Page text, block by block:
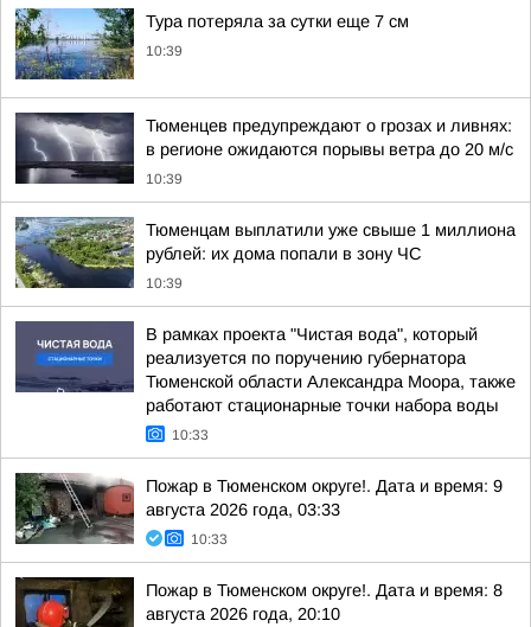
Тура потеряла за сутки еще 7 см
10:39
Тюменцев предупреждают о грозах и ливнях:
в регионе ожидаются порывы ветра до 20 м/с
10:39
Тюменцам выплатили уже свыше 1 миллиона
рублей: их дома попали в зону ЧС
10:39
В рамках проекта "Чистая вода", который
реализуется по поручению губернатора
Тюменской области Александра Моора, также
работают стационарные точки набора воды
10:33
Пожар в Тюменском округе!. Дата и время: 9
августа 2026 года, 03:33
10:33
Пожар в Тюменском округе!. Дата и время: 8
августа 2026 года, 20:10